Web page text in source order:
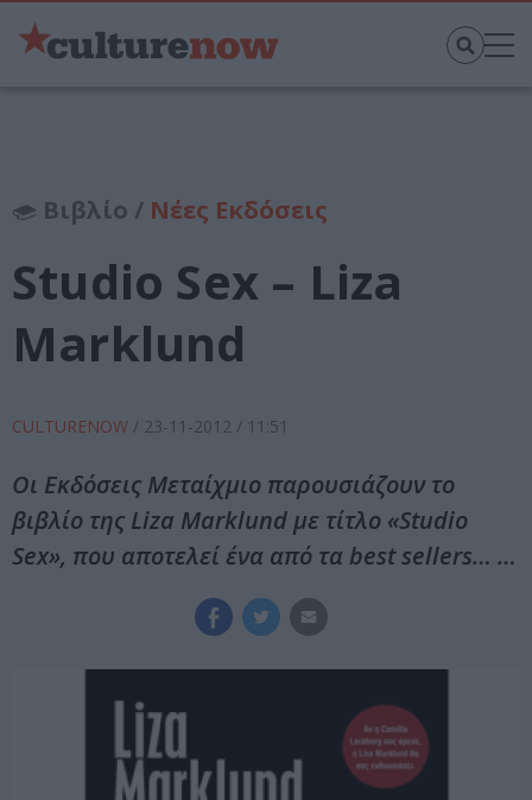
Βιβλίο / Νέες Εκδόσεις
Studio Sex – Liza
Marklund
CULTURENOW / 23-11-2012 / 11:51
Οι Εκδόσεις Μεταίχμιο παρουσιάζουν το
βιβλίο της Liza Marklund με τίτλο «Studio
Sex», που αποτελεί ένα από τα best sellers… …